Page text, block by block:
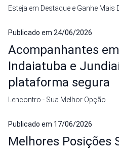
Esteja em Destaque e Ganhe Mais
Publicado em 24/06/2026
Acompanhantes
Indaiatuba e
plataforma segura
Lencontro - Sua Melhor Opção
Publicado em 17/06/2026
Melhores Posições